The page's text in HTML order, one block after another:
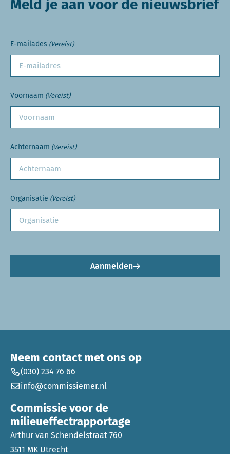
Meld je aan voor de nieuwsbrief
E-mailades (Vereist)
Voornaam (Vereist)
Achternaam (Vereist)
Organisatie (Vereist)
Aanmelden
Neem contact met ons op
(030) 234 76 66
info@commissiemer.nl
Commissie voor de
milieueffectrapportage
Arthur van Schendelstraat 760
3511 MK Utrecht